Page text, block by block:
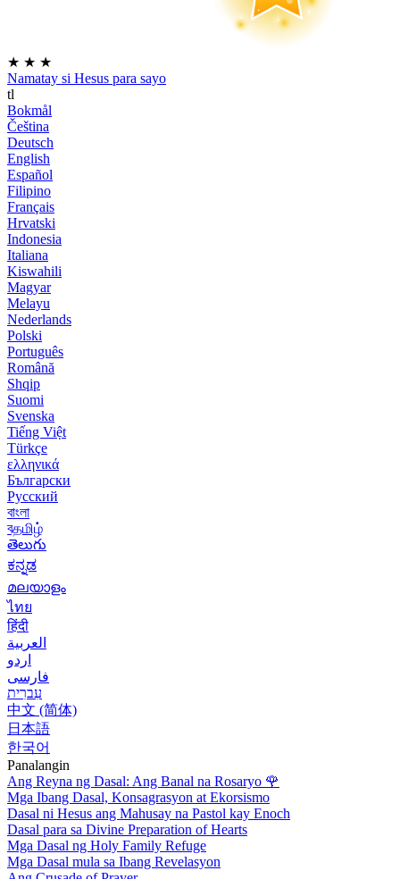
★ ★ ★
Namatay si Hesus para sayo
tl
Bokmål
Čeština
Deutsch
English
Español
Filipino
Français
Hrvatski
Indonesia
Italiana
Kiswahili
Magyar
Melayu
Nederlands
Polski
Português
Română
Shqip
Suomi
Svenska
Tiếng Việt
Türkçe
ελληνικά
Български
Русский
বাংলা
বதமிழ்
తెలుగు
ಕನ್ನಡ
മലയാളം
ไทย
हिंदी
العربية
اردو
فارسی
עִברִית
中文 (简体)
日本語
한국어
Panalangin
Ang Reyna ng Dasal: Ang Banal na Rosaryo 🌹
Mga Ibang Dasal, Konsagrasyon at Ekorsismo
Dasal ni Hesus ang Mahusay na Pastol kay Enoch
Dasal para sa Divine Preparation of Hearts
Mga Dasal ng Holy Family Refuge
Mga Dasal mula sa Ibang Revelasyon